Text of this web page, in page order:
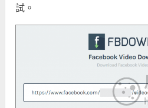
試。